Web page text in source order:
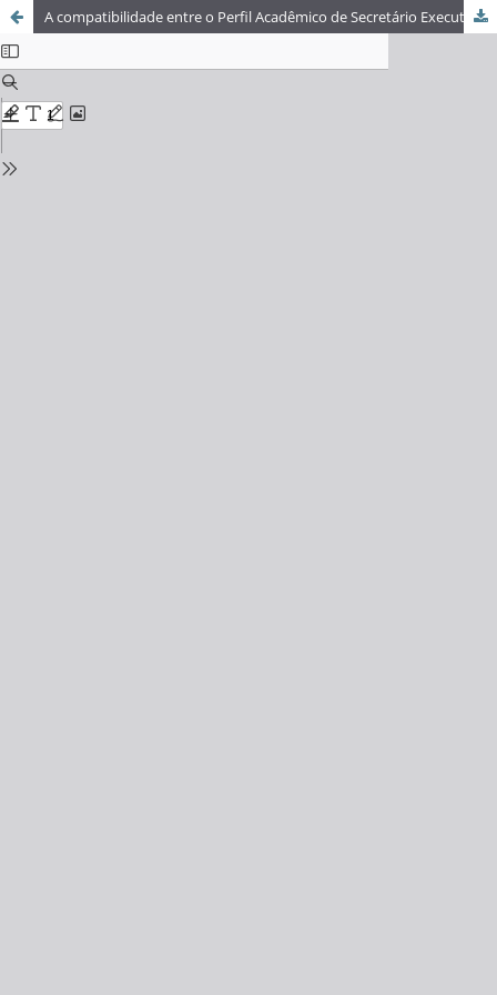
A compatibilidade entre o Perfil Acadêmico de Secretário Executivo Trilíngue da Universidade do Estado do Pará e Profissional das empresas de Belém